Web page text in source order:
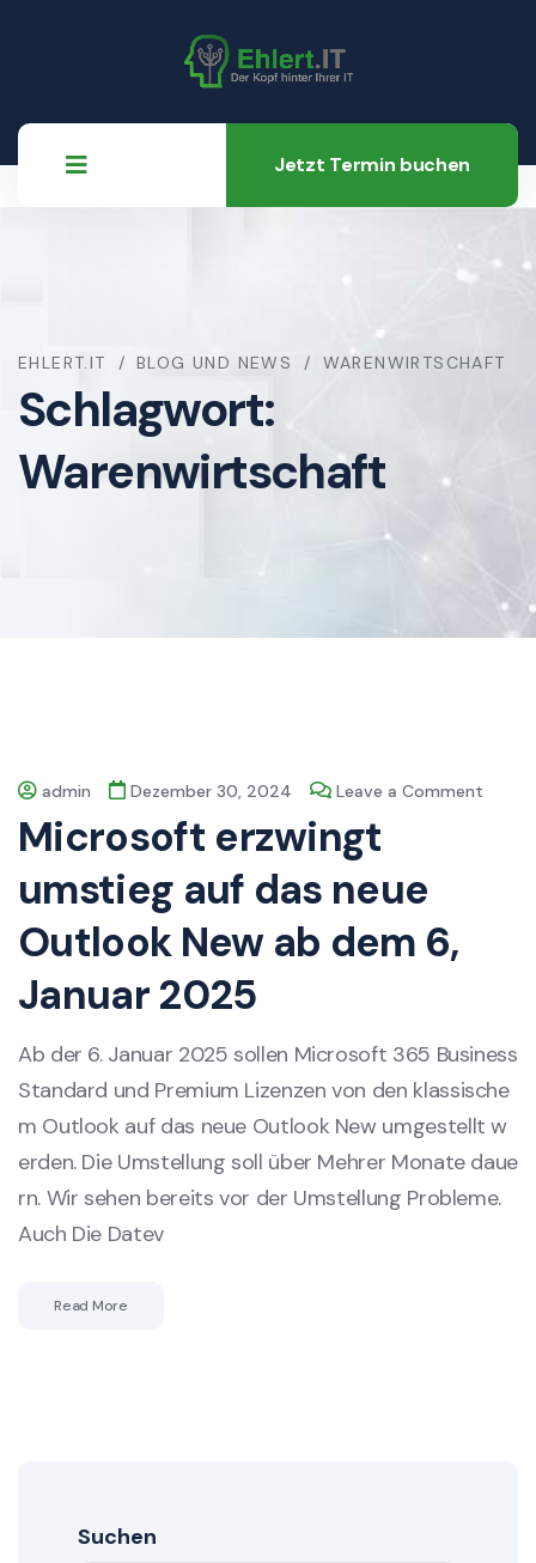
Jetzt Termin buchen
EHLERT.IT BLOG UND NEWS WARENWIRTSCHAFT
Schlagwort:
Warenwirtschaft
admin Dezember 30, 2024 Leave a Comment
Microsoft erzwingt
umstieg auf das neue
Outlook New ab dem 6,
Januar 2025
Ab der 6. Januar 2025 sollen Microsoft 365 Business
Standard und Premium Lizenzen von den klassische
m Outlook auf das neue Outlook New umgestellt w
erden. Die Umstellung soll über Mehrer Monate daue
rn. Wir sehen bereits vor der Umstellung Probleme.
Auch Die Datev
Read More
Suchen